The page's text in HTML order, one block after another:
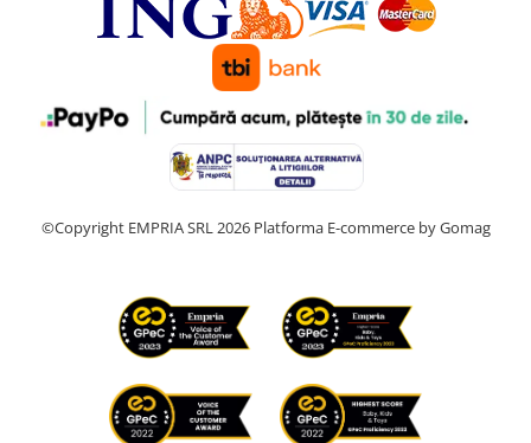
©Copyright EMPRIA SRL 2026 Platforma E-commerce by Gomag